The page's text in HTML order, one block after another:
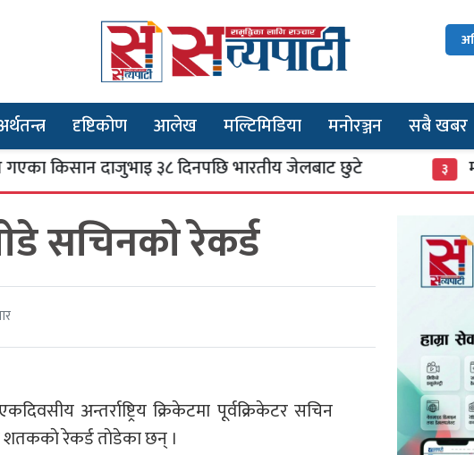
दृष्टिकोण आलेख मल्टिमिडिया मनोरञ्जन सबै खबर
दाजुभाइ ३८ दिनपछि भारतीय जेलबाट छुटे
सचिनकाे रेकर्ड
अन्तर्राष्ट्रिय क्रिकेटमा पूर्वक्रिकेटर सचिन
रेकर्ड ताेडेका छन् ।